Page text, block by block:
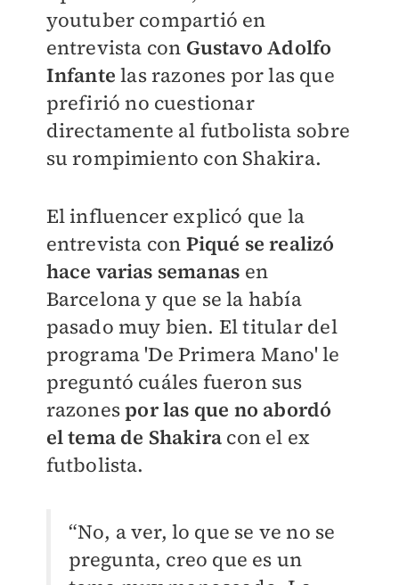
youtuber compartió en
entrevista con Gustavo Adolfo
Infante las razones por las que
prefirió no cuestionar
directamente al futbolista sobre
su rompimiento con Shakira.
El influencer explicó que la
entrevista con Piqué se realizó
hace varias semanas en
Barcelona y que se la había
pasado muy bien. El titular del
programa 'De Primera Mano' le
preguntó cuáles fueron sus
razonespor las que no abordó
el tema de Shakira con el ex
futbolista.
“No, a ver, lo que se ve no se
pregunta, creo que es un